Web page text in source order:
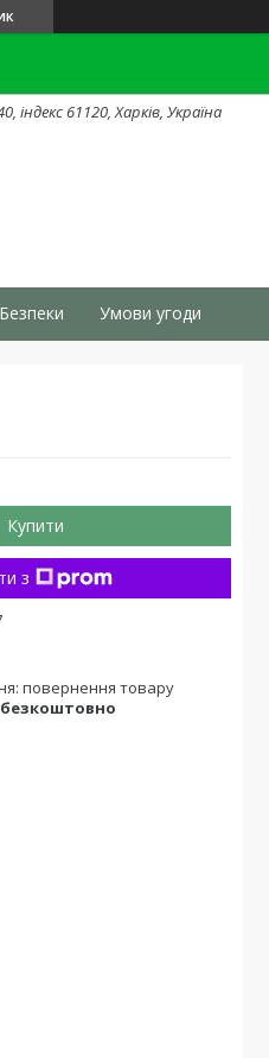
індекс 61120, Харків, Україна
Умови угоди
Купити
з
повернення товару
безкоштовно